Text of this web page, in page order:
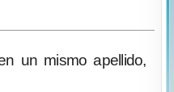
un mismo apellido,